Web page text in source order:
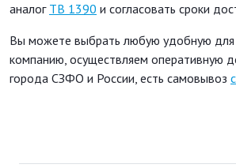
аналог TB 1390 и согласовать сроки
Вы можете выбрать любую удобную для
компанию, осуществляем оперативную
города СЗФО и России, есть самовывоз